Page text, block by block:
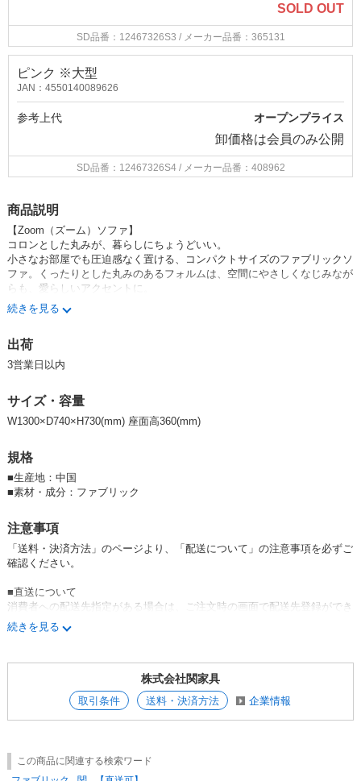
SOLD OUT
SD品番：12467326S3 / メーカー品番：365131
ピンク ※大型
JAN：4550140089626
参考上代 オープンプライス
卸価格は会員のみ公開
SD品番：12467326S4 / メーカー品番：408962
商品説明
【Zoom（ズーム）ソファ】
コロンとした丸みが、暮らしにちょうどいい。
小さなお部屋でも圧迫感なく置ける、コンパクトサイズのファブリックソ
ファ。くったりとした丸みのあるフォルムは、空間にやさしくなじみなが
らも、愛らしいアクセントに。
ロータイプだから、お部屋が広く見えるのも嬉しいポイント。アイボリ
びいただけます。
【素材・仕様】
張地：ファブリック
サイズ：幅1300×奥行740×高さ730mm（座面高360mm）
カラー：ピンク、ブルー、アイボリー、ライトグレー
組立設置費用：2,000円(別途送料として1点あたり)
続きを見る
出荷
3営業日以内
サイズ・容量
W1300×D740×H730(mm) 座面高360(mm)
規格
■生産地：中国
■素材・成分：ファブリック
注意事項
「送料・決済方法」のページより、「配送について」の注意事項を必ずご
確認ください。
■直送について
消費者への配送先指定がある場合は、ご注文時の画面で配送先登録ができ
ます。
複数の配送先登録機能の箇所に配送先を追加登録してご注文ください。
小売店メッセージの欄に『直送』の旨、必ず記載をお願いします。
※配送先追加登録はこちら(ログイン後)
■組立設置について
大型配送の商品については、組立設置付きでの配送も承っております。
す。
組立設置付きでの配送の場合は、ご注文商品1点ごとに作業費用が別途発
続きを見る
株式会社関家具
取引条件 送料・決済方法 企業情報
この商品に関連する検索ワード